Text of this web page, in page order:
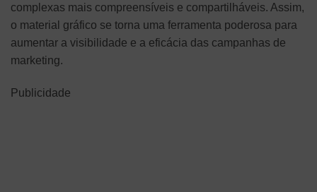
complexas mais compreensíveis e compartilháveis. Assim,
o material gráfico se torna uma ferramenta poderosa para
aumentar a visibilidade e a eficácia das campanhas de
marketing.
Publicidade